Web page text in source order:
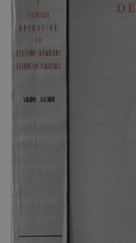
HOME
NEWSLETTER